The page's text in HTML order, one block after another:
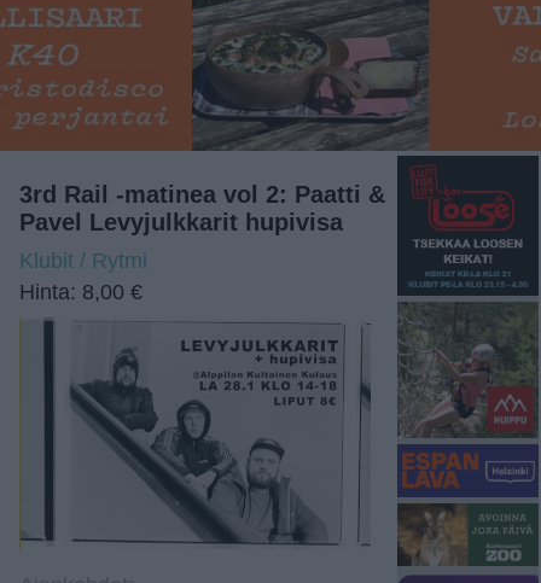
3rd Rail -matinea vol 2: Paatti &
Pavel Levyjulkkarit hupivisa
Klubit / Rytmi
Hinta: 8,00 €